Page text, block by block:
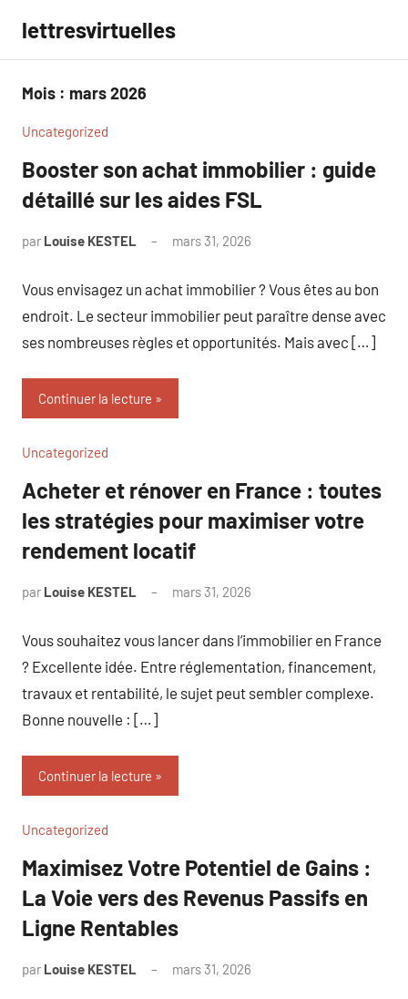
contenu
lettresvirtuelles
Mois : mars 2026
Uncategorized
Booster son achat immobilier : guide
détaillé sur les aides FSL
par Louise KESTEL mars 31, 2026
Vous envisagez un achat immobilier ? Vous êtes au bon
endroit. Le secteur immobilier peut paraître dense avec
ses nombreuses règles et opportunités. Mais avec […]
Continuer la lecture
Uncategorized
Acheter et rénover en France : toutes
les stratégies pour maximiser votre
rendement locatif
par Louise KESTEL mars 31, 2026
Vous souhaitez vous lancer dans l’immobilier en France
? Excellente idée. Entre réglementation, financement,
travaux et rentabilité, le sujet peut sembler complexe.
Bonne nouvelle : […]
Continuer la lecture
Uncategorized
Maximisez Votre Potentiel de Gains :
La Voie vers des Revenus Passifs en
Ligne Rentables
par Louise KESTEL mars 31, 2026